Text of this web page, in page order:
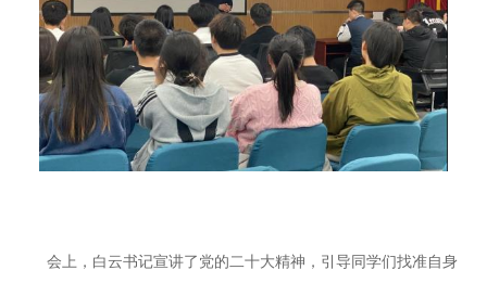
会上，白云书记宣讲了党的二十大精神，引导同学们找准自身